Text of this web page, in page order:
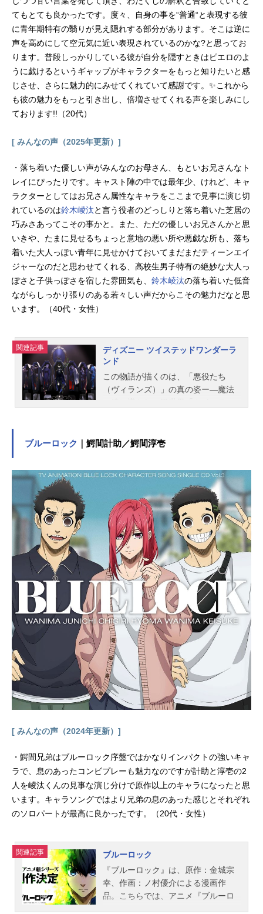
てもとても良かったです。度々、自身の事を“普通“と表現する彼
に青年期特有の翳りが見え隠れする部分があります。そこは逆に
声を高めにして空元気に近い表現されているのかな?と思ってお
ります。普段しっかりしている彼が自分を隠すときはピエロのよ
うに戯けるというギャップがキャラクターをもっと知りたいと感
じさせ、さらに魅力的にみせてくれていて感謝です。✨これから
も彼の魅力をもっと引き出し、倍増させてくれる声を楽しみにし
ております!!（20代）
[ みんなの声（2025年更新）]
・落ち着いた優しい声がみんなのお母さん、もといお兄さんなト
レイにぴったりです。キャスト陣の中では最年少、けれど、キャ
ラクターとしてはお兄さん属性なキャラをここまで見事に演じ切
れているのは鈴木崚汰と言う役者のどっしりと落ち着いた芝居の
巧みさあってこその事かと。また、ただの優しいお兄さんかと思
いきや、たまに見せるちょっと意地の悪い所や悪戯な所も、落ち
着いた大人っぽい青年に見せかけておいてまだまだティーンエイ
ジャーなのだと思わせてくれる、高校生男子特有の絶妙な大人っ
ぽさと子供っぽさを宿した雰囲気も、 鈴木崚汰の落ち着いた低音
ながらしっかり張りのある若々しい声だからこその魅力だなと思
います。（40代・女性）
関連記事
ディズニー ツイステッドワンダーラ
ンド
この物語が描くのは、「悪役たち
（ヴィランズ）」の真の姿ー―魔法
魔法士養成学校「ナイトレイブンカ
の世界へ帰る方法を探し始める。し
かし、そこで待ち受けていた生徒た
ちは、才能豊かだが、協調性皆無の
問題児ばかりだった。はたして主人
公は、彼らと協力し、元の世界へ帰
ることができるのか？そして、ヴィ
ランズの魂を持つ、生徒たちの秘密
とは？作品名ディズニーツイステッ
ドワンダーランドスケジュール2020
年3月18日（水）～配信キャストリド
ル・ローズハート：花江夏樹エー
ス・トラッポラ：山下誠一郎デュー
ス・スペード：小林千晃トレイ・ク
ローバー：鈴木崚汰ケイト・ダイヤ
モンド：小林竜之レオナ・キングス
カラー：梅原裕一郎ジャック・ハウ
ル：坂泰斗ラギー・ブッチ：市川蒼
アズール・アーシェングロット：田
丸篤志ジェイド・リーチ：駒田航フ
ロイド・リーチ：岡本信彦カリム・
アルアジーム：古田一紀ジャミル・
バイパー：二葉要ヴィル・シェーン
ハイト：相葉裕樹エペル・フェルミ
エ：土屋神葉ルーク・ハント：糸川
耀...
ブルーロック ｜鰐間計助／鰐間淳壱
[ みんなの声（2024年更新）]
・鰐間兄弟はブルーロック序盤ではかなりインパクトの強いキャ
ラで、息のあったコンビプレーも魅力なのですが計助と淳壱の2
人を崚汰くんの見事な演じ分けで原作以上のキャラになったと思
います。キャラソングではより兄弟の息のあった感じとそれぞれ
のソロパートが最高に良かったです。（20代・女性）
関連記事
ブルーロック
『ブルーロック』は、原作：金城宗
幸、作画：ノ村優介による漫画作
品。こちらでは、アニメ『ブルーロ